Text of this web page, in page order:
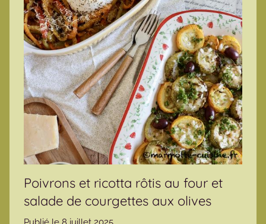
Poivrons et ricotta rôtis au four et
salade de courgettes aux olives